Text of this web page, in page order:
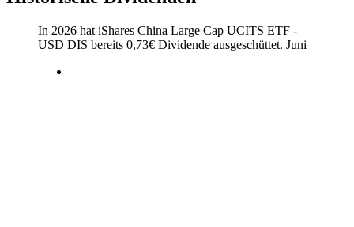
In 2026 hat iShares China Large Cap UCITS ETF -
USD DIS bereits 0,73€ Dividende ausgeschüttet. Juni